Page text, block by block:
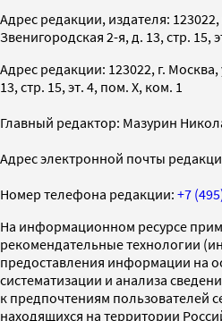
Адрес редакции, издателя: 123022,
Звенигородская 2-я, д. 13, стр. 15,
Адрес редакции: 123022, г.
13, стр. 15, эт. 4, пом. X, ком. 1
Главный редактор: Мазурин
Адрес электронной почты
Номер телефона редакции: +7
На информационном ресурсе
рекомендательные технологии
предоставления информации на
систематизации и анализа
к предпочтениям пользователей
находящихся на территории